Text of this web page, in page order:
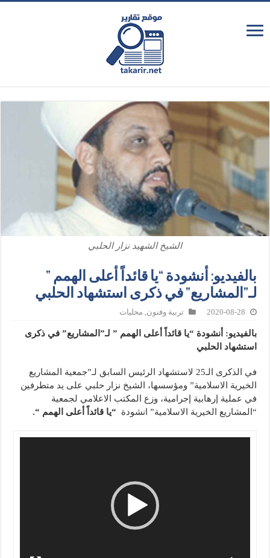
الشيخ الشهيد نزار الحلبي
بالفيديو: أنشودة “يا قائداً أعلى الهمم ”
لـ”المشاريع” في ذكرى استشهاد الحلبي
2020-08-28 تربية وفنون محليات
بالفيديو: أنشودة “يا قائداً أعلى الهمم ” لـ”المشاريع” في ذكرى
استشهاد الحلبي
في الذكرى الـ25 لاستشهاد الرئيس السابق لـ”جمعية المشاريع
الخيرية الاسلامية” ومؤسسها، الشيخ نزار حلبي على يد متطرفين
في عملية إرهابية إجرامية، وزع المكتب الاعلامي لجمعية
“المشاريع الخيرية الاسلامية” انشودة “يا قائداً أعلى الهمم “.